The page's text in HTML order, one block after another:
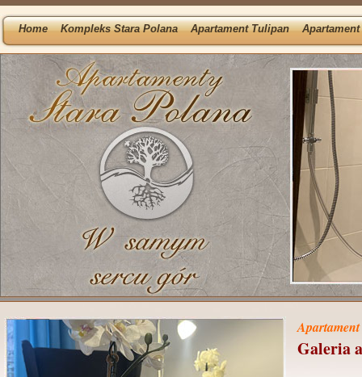
Home Kompleks Stara Polana Apartament Tulipan
Galeria